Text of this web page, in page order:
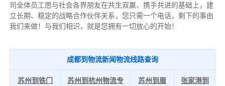
司全体员工愿与社会各界朋友在共生双赢、携手共进的基础上，建
立长期、稳定的战略合作伙伴关系，您只需一个电话，剩下的事由
我们来做！与我们相识，就是您拥有一切放心的开始！
成都到物流新闻物流线路查询
苏州到铁门
苏州到杭州物流专
苏州到眉
张家港到